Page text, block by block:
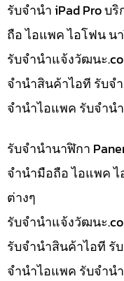
รับจำนำ iPad Pro บ
ถือ ไอแพค ไอโฟน น
รับจํานําแจ้งวัฒนะ
จำนำสินค้าไอที รับจ
จำนำไอแพค รับจำน
รับจำนำนาฬิกา
จำนำมือถือ ไอแพค
ต่างๆ
รับจํานําแจ้งวัฒนะ
รับจำนำสินค้าไอที รั
จำนำไอแพค รับจำนำ